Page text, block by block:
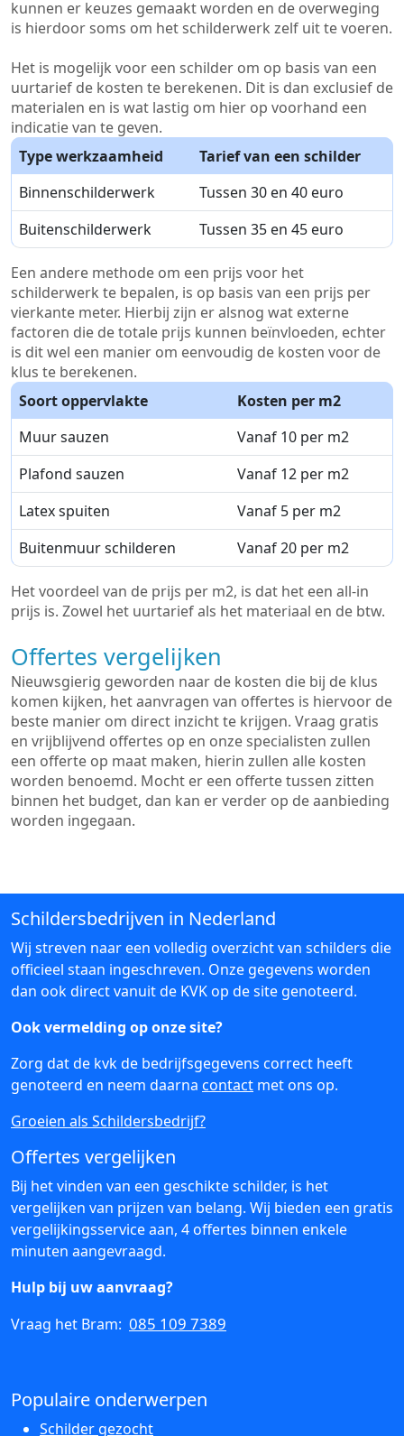
kunnen er keuzes gemaakt worden en de overweging
is hierdoor soms om het schilderwerk zelf uit te voeren.
Het is mogelijk voor een schilder om op basis van een
uurtarief de kosten te berekenen. Dit is dan exclusief de
materialen en is wat lastig om hier op voorhand een
indicatie van te geven.
Type werkzaamheid
Tarief van een schilder
Binnenschilderwerk
Tussen 30 en 40 euro
Buitenschilderwerk
Tussen 35 en 45 euro
Een andere methode om een prijs voor het
schilderwerk te bepalen, is op basis van een prijs per
vierkante meter. Hierbij zijn er alsnog wat externe
factoren die de totale prijs kunnen beïnvloeden, echter
is dit wel een manier om eenvoudig de kosten voor de
klus te berekenen.
Soort oppervlakte
Kosten per m2
Muur sauzen
Vanaf 10 per m2
Plafond sauzen
Vanaf 12 per m2
Latex spuiten
Vanaf 5 per m2
Buitenmuur schilderen
Vanaf 20 per m2
Het voordeel van de prijs per m2, is dat het een all-in
prijs is. Zowel het uurtarief als het materiaal en de btw.
Offertes vergelijken
Nieuwsgierig geworden naar de kosten die bij de klus
komen kijken, het aanvragen van offertes is hiervoor de
beste manier om direct inzicht te krijgen. Vraag gratis
en vrijblijvend offertes op en onze specialisten zullen
een offerte op maat maken, hierin zullen alle kosten
worden benoemd. Mocht er een offerte tussen zitten
binnen het budget, dan kan er verder op de aanbieding
worden ingegaan.
Schildersbedrijven in Nederland
Wij streven naar een volledig overzicht van schilders die
officieel staan ingeschreven. Onze gegevens worden
dan ook direct vanuit de KVK op de site genoteerd.
Ook vermelding op onze site?
Zorg dat de kvk de bedrijfsgegevens correct heeft
genoteerd en neem daarna contact met ons op.
Groeien als Schildersbedrijf?
Offertes vergelijken
Bij het vinden van een geschikte schilder, is het
vergelijken van prijzen van belang. Wij bieden een gratis
vergelijkingsservice aan, 4 offertes binnen enkele
minuten aangevraagd.
Hulp bij uw aanvraag?
Vraag het Bram: 085 109 7389
Populaire onderwerpen
Schilder gezocht